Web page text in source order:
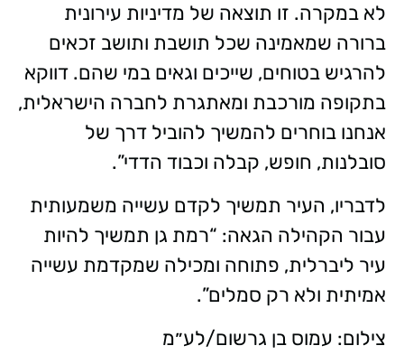
לא במקרה. זו תוצאה של מדיניות עירונית
ברורה שמאמינה שכל תושבת ותושב זכאים
להרגיש בטוחים, שייכים וגאים במי שהם. דווקא
בתקופה מורכבת ומאתגרת לחברה הישראלית,
אנחנו בוחרים להמשיך להוביל דרך של
סובלנות, חופש, קבלה וכבוד הדדי”.
לדבריו, העיר תמשיך לקדם עשייה משמעותית
עבור הקהילה הגאה: “רמת גן תמשיך להיות
עיר ליברלית, פתוחה ומכילה שמקדמת עשייה
אמיתית ולא רק סמלים”.
צילום: עמוס בן גרשום/לע״מ